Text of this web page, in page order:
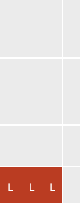
L L L